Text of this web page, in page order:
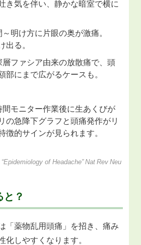
き気を伴い、静かな暗室で横に
明け方に片眼の奥が激痛。
出る。
層ファシア由来の放散痛で、頭
部にまで広がるケースも。
間モニター作業後に生あくびが
の急降下グラフと頭痛発作がリ
徴的サインが見られます。
of Headache” Nat Rev Neu
と？
「薬物乱用頭痛」を招き、痛み
化しやすくなります。